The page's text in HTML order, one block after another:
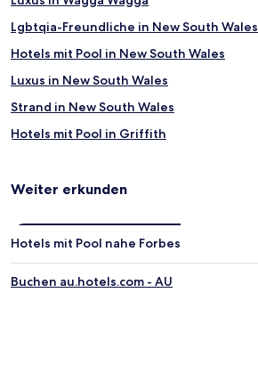
Lgbtqia-Freundliche in New South Wales
Hotels mit Pool in New South Wales
Luxus in New South Wales
Strand in New South Wales
Hotels mit Pool in Griffith
Luxus in Bowral
Motels in Young
Motels in Orange
Weiter erkunden
Hotels mit Pool nahe Forbes
Buchen au.hotels.com - AU